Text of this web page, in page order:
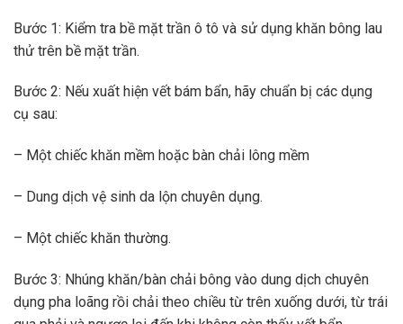
Bước 1: Kiểm tra bề mặt trần ô tô và sử dụng khăn bông lau
thử trên bề mặt trần.
Bước 2: Nếu xuất hiện vết bám bẩn, hãy chuẩn bị các dụng
cụ sau:
– Một chiếc khăn mềm hoặc bàn chải lông mềm
– Dung dịch vệ sinh da lộn chuyên dụng.
– Một chiếc khăn thường.
Bước 3: Nhúng khăn/bàn chải bông vào dung dịch chuyên
dụng pha loãng rồi chải theo chiều từ trên xuống dưới, từ trái